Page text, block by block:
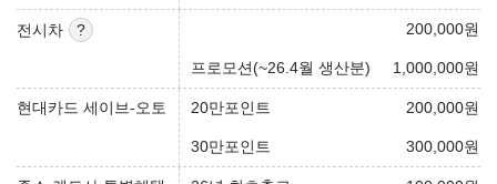
전시차 200,000원
프로모션(~26.4월 생산분) 1,000,000원
현대카드 세이브-오토 20만포인트 200,000원
30만포인트 300,000원